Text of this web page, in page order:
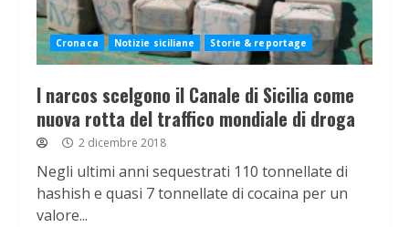
Cronaca Notizie siciliane Storie & reportage
I narcos scelgono il Canale di Sicilia come
nuova rotta del traffico mondiale di droga
2 dicembre 2018
Negli ultimi anni sequestrati 110 tonnellate di
hashish e quasi 7 tonnellate di cocaina per un
valore...